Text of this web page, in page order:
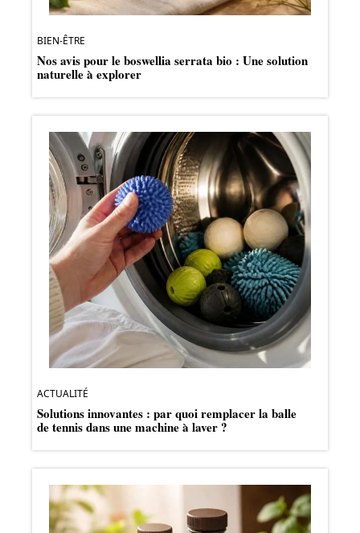
BIEN-ÊTRE
Nos avis pour le boswellia serrata bio : Une solution
naturelle à explorer
ACTUALITÉ
Solutions innovantes : par quoi remplacer la balle
de tennis dans une machine à laver ?